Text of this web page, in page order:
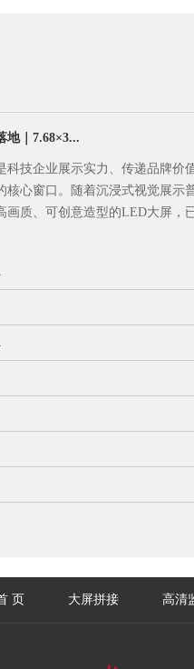
地｜7.68×3...
科技企业展示实力、传递品牌价
核心窗口。随着沉浸式视觉展示
画质、可创意造型的LED大屏，
页 大屏拼接 高清